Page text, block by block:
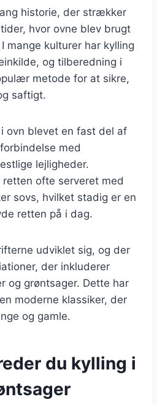
historie, der strækker
hvor ovne blev brugt
mange kulturer har kylling
og tilberedning i
metode for at sikre,
saftigt.
ovn blevet en fast del af
med
lejligheder.
ofte serveret med
sovs, hvilket stadig er en
retten på i dag.
udviklet sig, og der
der inkluderer
og grøntsager. Dette har
moderne klassiker, der
og gamle.
du kylling i